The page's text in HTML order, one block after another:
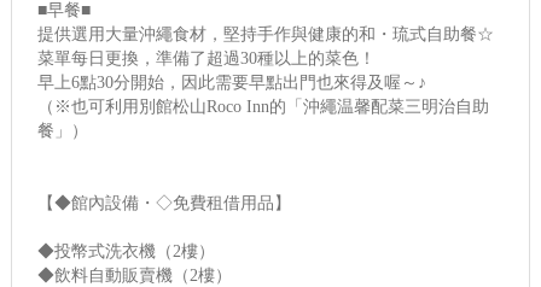
■早餐■
提供選用大量沖繩食材，堅持手作與健康的和・琉式自助餐☆
菜單每日更換，準備了超過30種以上的菜色！
早上6點30分開始，因此需要早點出門也來得及喔～♪
（※也可利用別館松山Roco Inn的「沖繩温馨配菜三明治自助
餐」）
【◆館內設備・◇免費租借用品】
◆投幣式洗衣機（2樓）
◆飲料自動販賣機（2樓）